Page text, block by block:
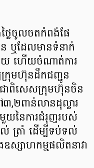
លៃចូលចតកំពង់ផែ
ដែលមានទំនាក់
យ ហើយចំណាត់ការ
យក្រុមហ៊ុនដឹកជញ្ជូន
ពិសេសក្រុមហ៊ុនចិន
,២ពាន់លានដុល្លារ
មួយនៃការជំរុញរបស់
ត្រាំ ដើម្បីទប់ទល់
ឧស្សាហកម្មផលិតនាវា